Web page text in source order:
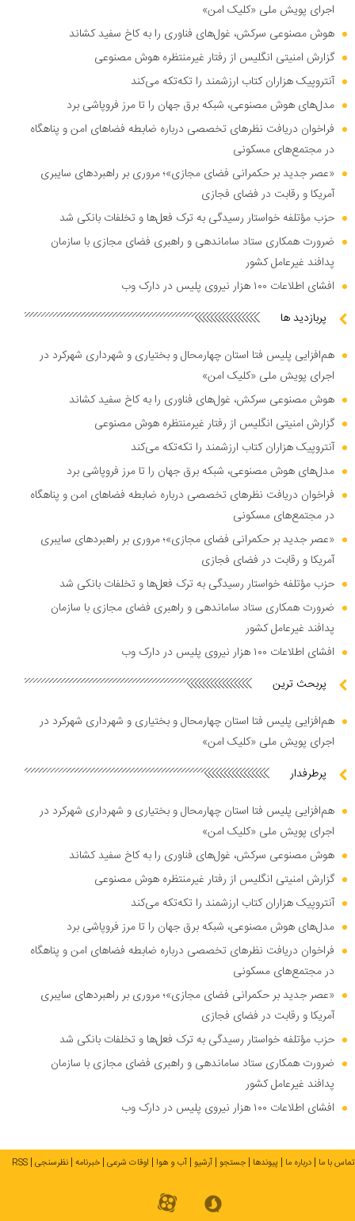
اجرای پویش ملی «کلیک امن»
هوش مصنوعی سرکش، غول‌های فناوری را به کاخ سفید کشاند
گزارش امنیتی انگلیس از رفتار غیرمنتظره هوش مصنوعی
آنتروپیک هزاران کتاب ارزشمند را تکه‌تکه می‌کند
مدل‌های هوش مصنوعی، شبکه برق جهان را تا مرز فروپاشی برد
فراخوان دریافت نظر‌های تخصصی درباره ضابطه فضا‌های امن و پناهگاه
در مجتمع‌های مسکونی
«عصر جدید بر حکمرانی فضای مجازی»؛ مروری بر راهبرد‌های سایبری
آمریکا و رقابت در فضای فجازی
حزب مؤتلفه خواستار رسیدگی به ترک فعل‌ها و تخلفات بانکی شد
ضرورت همکاری ستاد ساماندهی و راهبری فضای مجازی با سازمان
پدافند غیرعامل کشور
افشای اطلاعات ۱۰۰ هزار نیروی پلیس در دارک وب
پربازدید ها
هم‌افزایی پلیس فتا استان چهارمحال و بختیاری و شهرداری شهرکرد در
اجرای پویش ملی «کلیک امن»
هوش مصنوعی سرکش، غول‌های فناوری را به کاخ سفید کشاند
گزارش امنیتی انگلیس از رفتار غیرمنتظره هوش مصنوعی
آنتروپیک هزاران کتاب ارزشمند را تکه‌تکه می‌کند
مدل‌های هوش مصنوعی، شبکه برق جهان را تا مرز فروپاشی برد
فراخوان دریافت نظر‌های تخصصی درباره ضابطه فضا‌های امن و پناهگاه
در مجتمع‌های مسکونی
«عصر جدید بر حکمرانی فضای مجازی»؛ مروری بر راهبرد‌های سایبری
آمریکا و رقابت در فضای فجازی
حزب مؤتلفه خواستار رسیدگی به ترک فعل‌ها و تخلفات بانکی شد
ضرورت همکاری ستاد ساماندهی و راهبری فضای مجازی با سازمان
پدافند غیرعامل کشور
افشای اطلاعات ۱۰۰ هزار نیروی پلیس در دارک وب
پربحث ترین
هم‌افزایی پلیس فتا استان چهارمحال و بختیاری و شهرداری شهرکرد در
اجرای پویش ملی «کلیک امن»
پرطرفدار
هم‌افزایی پلیس فتا استان چهارمحال و بختیاری و شهرداری شهرکرد در
اجرای پویش ملی «کلیک امن»
هوش مصنوعی سرکش، غول‌های فناوری را به کاخ سفید کشاند
گزارش امنیتی انگلیس از رفتار غیرمنتظره هوش مصنوعی
آنتروپیک هزاران کتاب ارزشمند را تکه‌تکه می‌کند
مدل‌های هوش مصنوعی، شبکه برق جهان را تا مرز فروپاشی برد
فراخوان دریافت نظر‌های تخصصی درباره ضابطه فضا‌های امن و پناهگاه
در مجتمع‌های مسکونی
«عصر جدید بر حکمرانی فضای مجازی»؛ مروری بر راهبرد‌های سایبری
آمریکا و رقابت در فضای فجازی
حزب مؤتلفه خواستار رسیدگی به ترک فعل‌ها و تخلفات بانکی شد
ضرورت همکاری ستاد ساماندهی و راهبری فضای مجازی با سازمان
پدافند غیرعامل کشور
افشای اطلاعات ۱۰۰ هزار نیروی پلیس در دارک وب
تماس با ما درباره ما پیوندها جستجو آرشیو آب و هوا اوقات شرعی خبرنامه نظرسنجی RSS